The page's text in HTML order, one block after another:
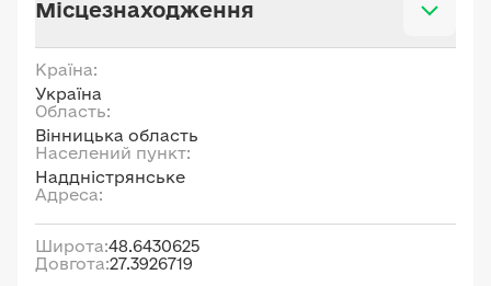
Місцезнаходження
Країна:
Україна
Область:
Вінницька область
Населений пункт:
Наддністрянське
Адреса:
Широта:48.6430625
Довгота:27.3926719